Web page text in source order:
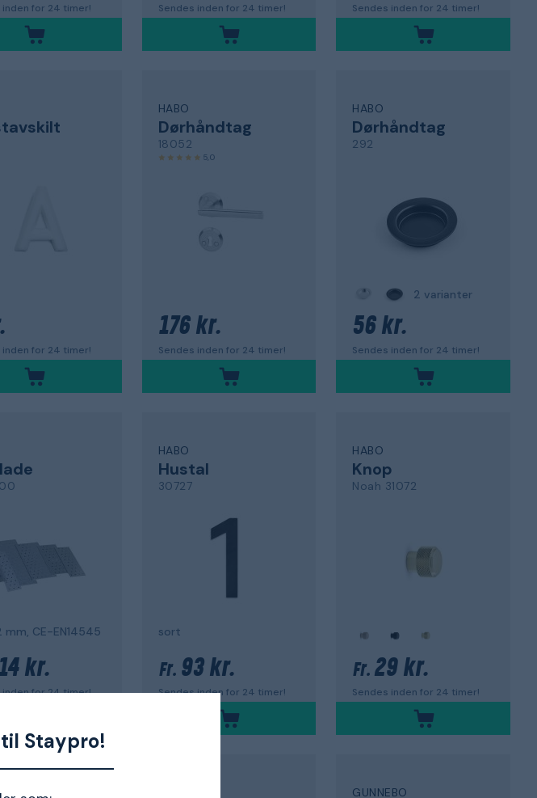
Staypro!
inden for 24 timer! Sendes inden for 24 timer! Sendes inden for 24 timer!
inden for 24 timer!
HABO
Dørhåndtag
18052
5,0
176 kr.
Sendes inden for 24 timer!
HABO
Dørhåndtag
292
2 varianter
56 kr.
Sendes inden for 24 timer!
mm, CE-EN14545
kr.
inden for 24 timer!
HABO
Hustal
30727
sort
Fr. 93 kr.
Sendes inden for 24 timer!
HABO
Knop
Noah 31072
Fr. 29 kr.
Sendes inden for 24 timer!
GUNNEBO